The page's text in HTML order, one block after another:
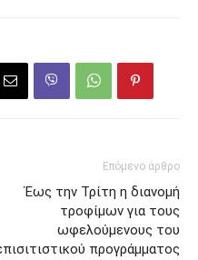
Επόμενο άρθρο
Έως την Τρίτη η διανομή
τροφίμων για τους
ωφελούμενους του
προγράμματος